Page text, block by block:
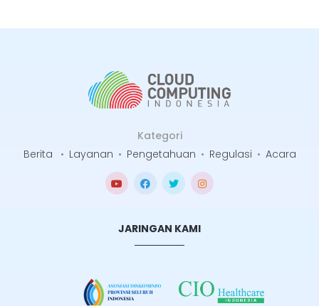
Kategori
Berita
• Layanan • Pengetahuan • Regulasi • Acara
JARINGAN KAMI